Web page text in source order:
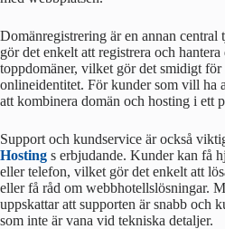
Domänregistrering är en annan central
gör det enkelt att registrera och
toppdomäner, vilket gör det smidigt för
onlineidentitet. För kunder som vill ha
att kombinera domän och hosting i ett
Support och kundservice är också
Hosting s erbjudande. Kunder kan få
eller telefon, vilket gör det enkelt att
eller få råd om webbhotellslösningar.
uppskattar att supporten är snabb och
som inte är vana vid tekniska detaljer.